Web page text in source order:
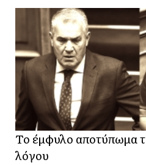
Το έμφυλο αποτύπωμα
λόγου